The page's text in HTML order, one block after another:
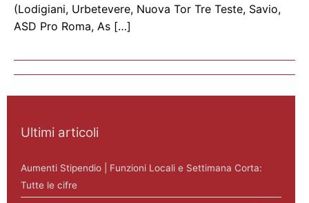
(Lodigiani, Urbetevere, Nuova Tor Tre Teste, Savio,
ASD Pro Roma, As […]
Ultimi articoli
Aumenti Stipendio | Funzioni Locali e Settimana Corta:
Tutte le cifre